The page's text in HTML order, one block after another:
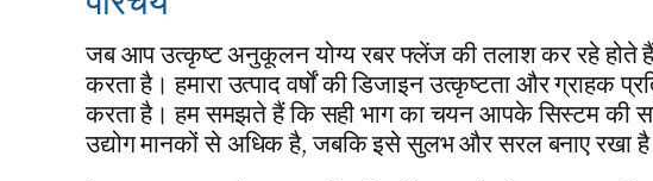
जब आप उत्कृष्ट अनुकूलन योग्य रबर फ्लेंज की तलाश कर रहे होते हैं,
करता है। हमारा उत्पाद वर्षों की डिजाइन उत्कृष्टता और ग्राहक
करता है। हम समझते हैं कि सही भाग का चयन आपके सिस्टम की
उद्योग मानकों से अधिक है, जबकि इसे सुलभ और सरल बनाए रखा